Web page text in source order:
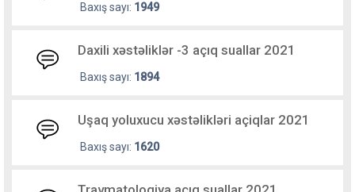
Baxış sayı: 1949
Daxili xəstəliklər -3 açıq suallar 2021
Baxış sayı: 1894
Uşaq yoluxucu xəstəlikləri açiqlar 2021
Baxış sayı: 1620